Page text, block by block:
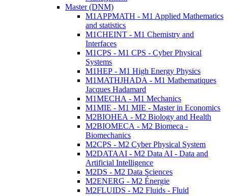
Master (DNM)
M1APPMATH - M1 Applied Mathematics
and statistics
M1CHEINT - M1 Chemistry and
Interfaces
M1CPS - M1 CPS - Cyber Physical
Systems
M1HEP - M1 High Energy Physics
M1MATHJHADA - M1 Mathematiques
Jacques Hadamard
M1MECHA - M1 Mechanics
M1MIE - M1 MIE - Master in Economics
M2BIOHEA - M2 Biology and Health
M2BIOMECA - M2 Biomeca -
Biomechanics
M2CPS - M2 Cyber Physical System
M2DATAAI - M2 Data AI - Data and
Artificial Intelligence
M2DS - M2 Data Sciences
M2ENERG - M2 Énergie
M2FLUIDS - M2 Fluids - Fluid